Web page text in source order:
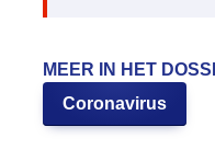
MEER IN HET
Coronavirus